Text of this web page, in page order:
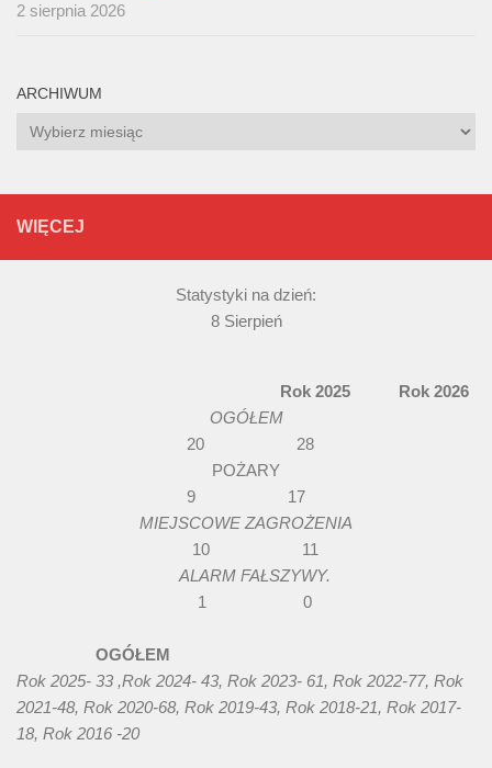
2 sierpnia 2026
ARCHIWUM
Archiwum
WIĘCEJ
Statystyki na dzień:
8 Sierpień
Rok 2025 Rok 2026
OGÓŁEM
20 28
POŻARY
9 17
MIEJSCOWE ZAGROŻENIA
10 11
ALARM FAŁSZYWY.
1 0
OGÓŁEM
Rok 2025- 33 ,Rok 2024- 43, Rok 2023- 61, Rok 2022-77, Rok
2021-48, Rok 2020-68, Rok 2019-43, Rok 2018-21, Rok 2017-
18, Rok 2016 -20